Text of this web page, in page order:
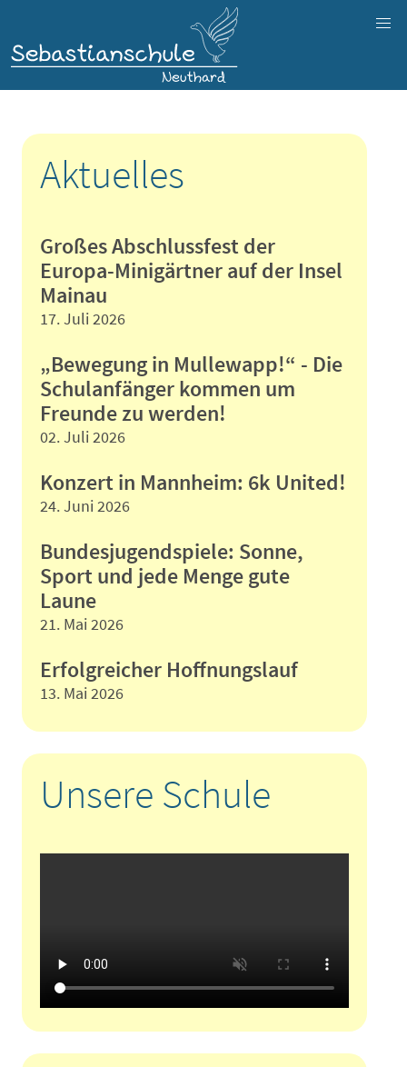
Aktuelles
Großes Abschlussfest der
Europa-Minigärtner auf der Insel
Mainau
17. Juli 2026
„Bewegung in Mullewapp!“ - Die
Schulanfänger kommen um
Freunde zu werden!
02. Juli 2026
Konzert in Mannheim: 6k United!
24. Juni 2026
Bundesjugendspiele: Sonne,
Sport und jede Menge gute
Laune
21. Mai 2026
Erfolgreicher Hoffnungslauf
13. Mai 2026
Unsere Schule